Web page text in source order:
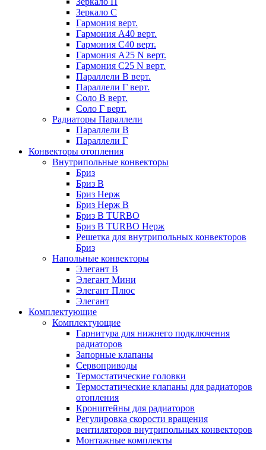
Зеркало С
Гармония верт.
Гармония А40 верт.
Гармония С40 верт.
Гармония А25 N верт.
Гармония С25 N верт.
Параллели В верт.
Параллели Г верт.
Соло В верт.
Соло Г верт.
Радиаторы Параллели
Параллели В
Параллели Г
Конвекторы отопления
Внутрипольные конвекторы
Бриз
Бриз В
Бриз Нерж
Бриз Нерж В
Бриз В TURBO
Бриз В TURBO Нерж
Решетка для внутрипольных конвекторов
Бриз
Напольные конвекторы
Элегант В
Элегант Мини
Элегант Плюс
Элегант
Комплектующие
Комплектующие
Гарнитура для нижнего подключения
радиаторов
Запорные клапаны
Сервоприводы
Термостатические головки
Термостатические клапаны для радиаторов
отопления
Кронштейны для радиаторов
Регулировка скорости вращения
вентиляторов внутрипольных конвекторов
Монтажные комплекты